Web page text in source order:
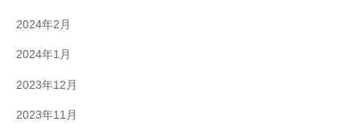
2024年2月
2024年1月
2023年12月
2023年11月